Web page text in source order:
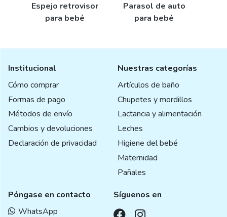
Espejo retrovisor
para bebé
Parasol de auto
para bebé
Institucional
Cómo comprar
Formas de pago
Métodos de envío
Cambios y devoluciones
Declaración de privacidad
Nuestras categorías
Artículos de baño
Chupetes y mordillos
Lactancia y alimentación
Leches
Higiene del bebé
Maternidad
Pañales
Póngase en contacto
WhatsApp
Síguenos en